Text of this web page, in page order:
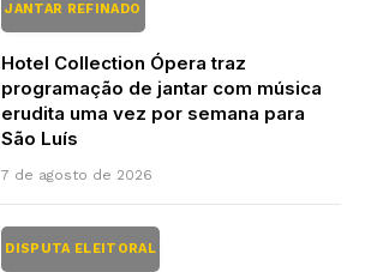
JANTAR REFINADO
Hotel Collection Ópera traz
programação de jantar com música
erudita uma vez por semana para
São Luís
7 de agosto de 2026
DISPUTA ELEITORAL